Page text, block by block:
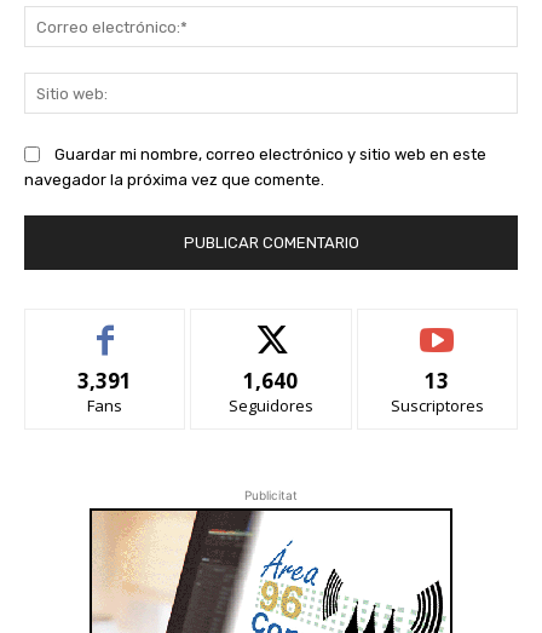
Guardar mi nombre, correo electrónico y sitio web en este
navegador la próxima vez que comente.
3,391
Fans
1,640
Seguidores
13
Suscriptores
Publicitat